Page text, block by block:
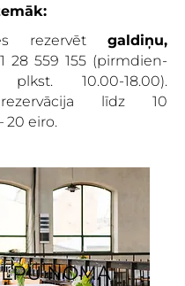
rezervēt galdiņu,
28 559 155 (pirmdien-
plkst. 10.00-18.00).
līdz 10
20 eiro.
NOMA